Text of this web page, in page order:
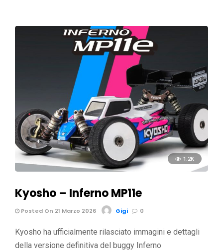
1.2K
Kyosho – Inferno MP11e
Posted On 21 Marzo 2026 Gigi 0
Kyosho ha ufficialmente rilasciato immagini e dettagli
della versione definitiva del buggy Inferno